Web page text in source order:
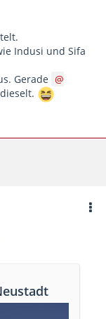
Indusi und Sifa
Gerade